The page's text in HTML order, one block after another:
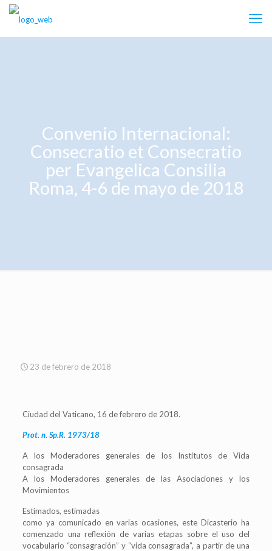
Convenio Internacional:
Consecratio et Consecratio
per Evangelica Consilia
Roma, 4-6 de mayo de 2018
23 de febrero de 2018
Ciudad del Vaticano, 16 de febrero de 2018.
Prot. n. Sp.R. 1973/18
A los Moderadores generales de los Institutos de Vida
consagrada
A los Moderadores generales de las Asociaciones y los
Movimientos
Estimados, estimadas
como ya comunicado en varias ocasiones, este Dicasterio ha
comenzado una reflexión de varias etapas sobre el uso del
vocabulario “consagración” y “vida consagrada”, a partir de una